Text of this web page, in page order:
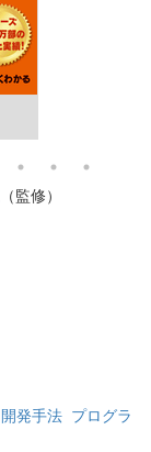
（監修）
開発手法 プログラ